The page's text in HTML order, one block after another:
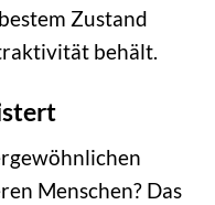
Zustand
behält.
Menschen? Das